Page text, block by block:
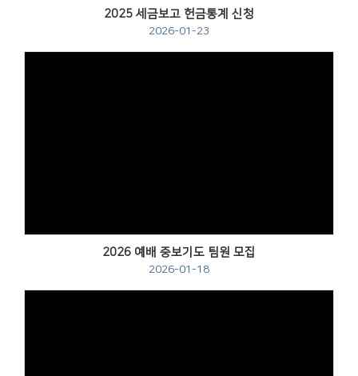
2025 세금보고 헌금통계 신청
2026-01-23
2026 예배 중보기도 팀원 모집
2026-01-18